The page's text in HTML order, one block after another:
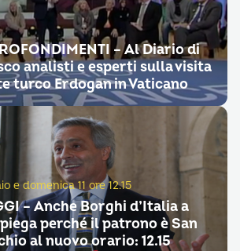
– Al Diario di
analisti e esperti sulla visita
turco Erdogan in Vaticano
e domenica 11 ore 12.15
– Anche Borghi d’Italia a
perché il patrono è San
al nuovo orario: 12.15